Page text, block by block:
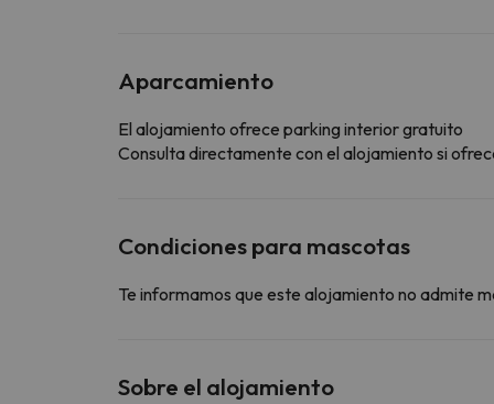
Aparcamiento
El alojamiento ofrece parking interior gratuito
Consulta directamente con el alojamiento si
Condiciones para mascotas
Te informamos que este alojamiento no admite
Sobre el alojamiento